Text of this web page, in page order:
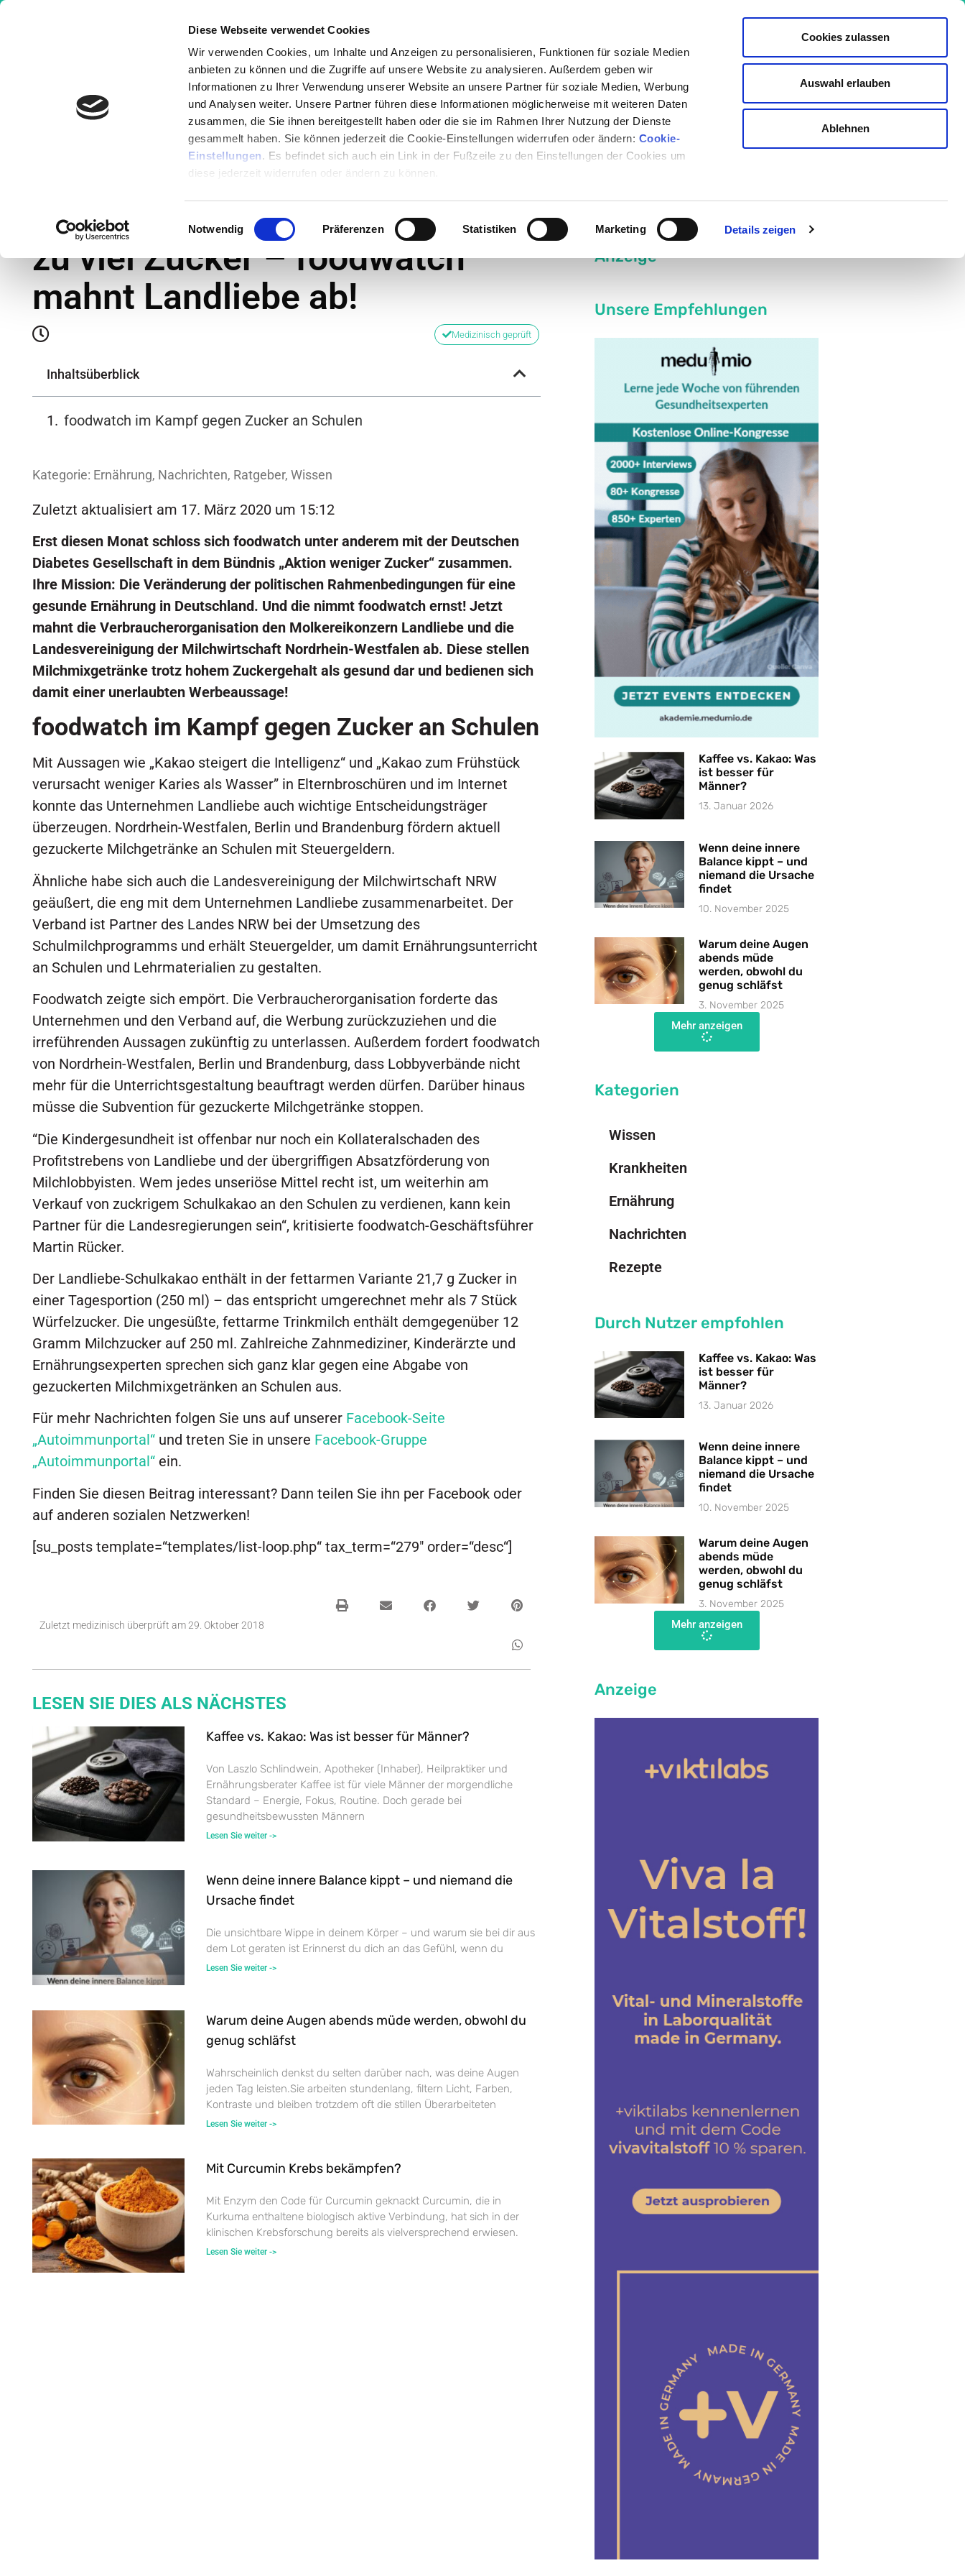
Diese Webseite verwendet Cookies
Wir verwenden Cookies, um Inhalte und Anzeigen zu personalisieren, Funktionen für soziale Medien
anbieten zu können und die Zugriffe auf unsere Website zu analysieren. Außerdem geben wir
Informationen zu Ihrer Verwendung unserer Website an unsere Partner für soziale Medien, Werbung
und Analysen weiter. Unsere Partner führen diese Informationen möglicherweise mit weiteren Daten
zusammen, die Sie ihnen bereitgestellt haben oder die sie im Rahmen Ihrer Nutzung der Dienste
gesammelt haben. Sie können jederzeit die Cookie-Einstellungen widerrufen oder ändern: Cookie-
Einstellungen. Es befindet sich auch ein Link in der Fußzeile zu den Einstellungen der Cookies um
diese jederzeit widerrufen oder ändern zu können.
Einwilligungsauswahl
Notwendig Präferenzen Statistiken Marketing Details zeigen
Cookies zulassen
Auswahl erlauben
Ablehnen
Wissen Ernährung Krankheiten Nachrichten Rezepte Events Medumio Akademie
Werbung für Schul-Kakao mit zu viel Zucker – foodwatch
Werbung für Schul-Kakao mit
zu viel Zucker – foodwatch
mahnt Landliebe ab!
Medizinisch geprüft
Inhaltsüberblick
foodwatch im Kampf gegen Zucker an Schulen
Kategorie: Ernährung, Nachrichten, Ratgeber, Wissen
Zuletzt aktualisiert am 17. März 2020 um 15:12
Erst diesen Monat schloss sich foodwatch unter anderem mit der Deutschen
Diabetes Gesellschaft in dem Bündnis „Aktion weniger Zucker“ zusammen.
Ihre Mission: Die Veränderung der politischen Rahmenbedingungen für eine
gesunde Ernährung in Deutschland. Und die nimmt foodwatch ernst! Jetzt
mahnt die Verbraucherorganisation den Molkereikonzern Landliebe und die
Landesvereinigung der Milchwirtschaft Nordrhein-Westfalen ab. Diese stellen
Milchmixgetränke trotz hohem Zuckergehalt als gesund dar und bedienen sich
damit einer unerlaubten Werbeaussage!
foodwatch im Kampf gegen Zucker an Schulen
Mit Aussagen wie „Kakao steigert die Intelligenz“ und „Kakao zum Frühstück
verursacht weniger Karies als Wasser” in Elternbroschüren und im Internet
konnte das Unternehmen Landliebe auch wichtige Entscheidungsträger
überzeugen. Nordrhein-Westfalen, Berlin und Brandenburg fördern aktuell
gezuckerte Milchgetränke an Schulen mit Steuergeldern.
Ähnliche habe sich auch die Landesvereinigung der Milchwirtschaft NRW
geäußert, die eng mit dem Unternehmen Landliebe zusammenarbeitet. Der
Verband ist Partner des Landes NRW bei der Umsetzung des
Schulmilchprogramms und erhält Steuergelder, um damit Ernährungsunterricht
an Schulen und Lehrmaterialien zu gestalten.
Foodwatch zeigte sich empört. Die Verbraucherorganisation forderte das
Unternehmen und den Verband auf, die Werbung zurückzuziehen und die
irreführenden Aussagen zukünftig zu unterlassen. Außerdem fordert foodwatch
von Nordrhein-Westfalen, Berlin und Brandenburg, dass Lobbyverbände nicht
mehr für die Unterrichtsgestaltung beauftragt werden dürfen. Darüber hinaus
müsse die Subvention für gezuckerte Milchgetränke stoppen.
“Die Kindergesundheit ist offenbar nur noch ein Kollateralschaden des
Profitstrebens von Landliebe und der übergriffigen Absatzförderung von
Milchlobbyisten. Wem jedes unseriöse Mittel recht ist, um weiterhin am
Verkauf von zuckrigem Schulkakao an den Schulen zu verdienen, kann kein
Partner für die Landesregierungen sein“, kritisierte foodwatch-Geschäftsführer
Martin Rücker.
Der Landliebe-Schulkakao enthält in der fettarmen Variante 21,7 g Zucker in
einer Tagesportion (250 ml) – das entspricht umgerechnet mehr als 7 Stück
Würfelzucker. Die ungesüßte, fettarme Trinkmilch enthält demgegenüber 12
Gramm Milchzucker auf 250 ml. Zahlreiche Zahnmediziner, Kinderärzte und
Ernährungsexperten sprechen sich ganz klar gegen eine Abgabe von
gezuckerten Milchmixgetränken an Schulen aus.
Für mehr Nachrichten folgen Sie uns auf unserer Facebook-Seite
„Autoimmunportal“ und treten Sie in unsere Facebook-Gruppe
„Autoimmunportal“ ein.
Finden Sie diesen Beitrag interessant? Dann teilen Sie ihn per Facebook oder
auf anderen sozialen Netzwerken!
[su_posts template=“templates/list-loop.php“ tax_term=“279″ order=“desc“]
Zuletzt medizinisch überprüft am29. Oktober 2018
LESEN SIE DIES ALS NÄCHSTES
Kaffee vs. Kakao: Was ist besser für Männer?
Von Laszlo Schlindwein, Apotheker (Inhaber), Heilpraktiker und
Ernährungsberater Kaffee ist für viele Männer der morgendliche
Standard – Energie, Fokus, Routine. Doch gerade bei
gesundheitsbewussten Männern
Lesen Sie weiter ->
Wenn deine innere Balance kippt – und niemand die
Ursache findet
Die unsichtbare Wippe in deinem Körper – und warum sie bei dir aus
dem Lot geraten ist Erinnerst du dich an das Gefühl, wenn du
Lesen Sie weiter ->
Warum deine Augen abends müde werden, obwohl du
genug schläfst
Wahrscheinlich denkst du selten darüber nach, was deine Augen
jeden Tag leisten.Sie arbeiten stundenlang, filtern Licht, Farben,
Kontraste und bleiben trotzdem oft die stillen Überarbeiteten
Lesen Sie weiter ->
Mit Curcumin Krebs bekämpfen?
Mit Enzym den Code für Curcumin geknackt Curcumin, die in
Kurkuma enthaltene biologisch aktive Verbindung, hat sich in der
klinischen Krebsforschung bereits als vielversprechend erwiesen.
Lesen Sie weiter ->
Medizinisch überprüft von:
Anzeige
Unsere Empfehlungen
Kaffee vs. Kakao: Was
ist besser für
Männer?
13. Januar 2026
Wenn deine innere
Balance kippt – und
niemand die Ursache
findet
10. November 2025
Warum deine Augen
abends müde
werden, obwohl du
genug schläfst
3. November 2025
Mehr anzeigen
Kategorien
Wissen
Krankheiten
Ernährung
Nachrichten
Rezepte
Durch Nutzer empfohlen
Kaffee vs. Kakao: Was
ist besser für
Männer?
13. Januar 2026
Wenn deine innere
Balance kippt – und
niemand die Ursache
findet
10. November 2025
Warum deine Augen
abends müde
werden, obwohl du
genug schläfst
3. November 2025
Mehr anzeigen
Anzeige